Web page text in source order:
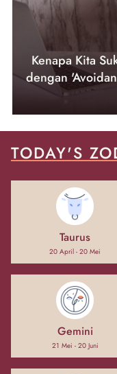
Kenapa Kita
dengan
TODAY'S
Taurus
20 April - 20 Mei
Gemini
21 Mei - 20 Juni